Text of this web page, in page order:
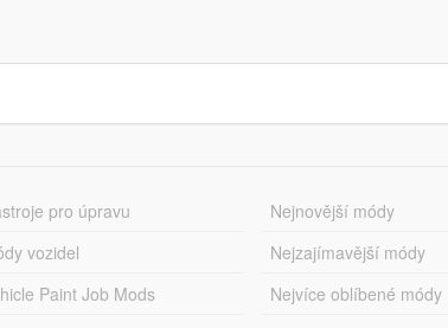
pro úpravu
vozidel
Paint Job Mods
Nejnovější módy
Nejzajímavější módy
Nejvíce oblíbené módy